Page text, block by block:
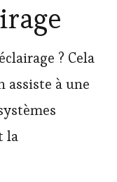
? Cela
assiste à une
la